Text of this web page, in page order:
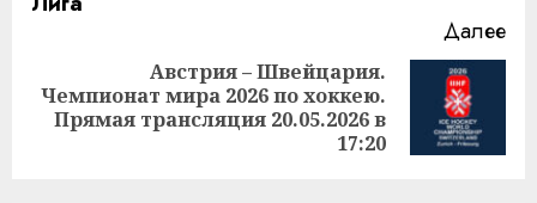
Далее
Следующая
запись:
Австрия – Швейцария.
Чемпионат мира 2026 по хоккею.
Прямая трансляция 20.05.2026 в
17:20